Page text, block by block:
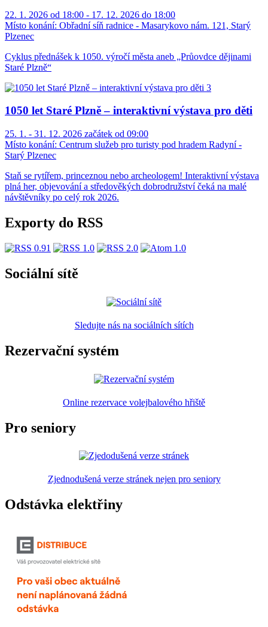
22. 1. 2026 od 18:00 - 17. 12. 2026 do 18:00
Místo konání: Obřadní síň radnice - Masarykovo nám. 121, Starý
Plzenec
Cyklus přednášek k 1050. výročí města aneb „Průovdce dějinami
Staré Plzně“
1050 let Staré Plzně – interaktivní výstava pro děti
25. 1. - 31. 12. 2026 začátek od 09:00
Místo konání: Centrum služeb pro turisty pod hradem Radyní -
Starý Plzenec
Staň se rytířem, princeznou nebo archeologem! Interaktivní výstava
plná her, objevování a středověkých dobrodružství čeká na malé
návštěvníky po celý rok 2026.
Exporty do RSS
Sociální sítě
Sledujte nás na sociálních sítích
Rezervační systém
Online rezervace volejbalového hřiště
Pro seniory
Zjednodušená verze stránek nejen pro seniory
Odstávka elektřiny